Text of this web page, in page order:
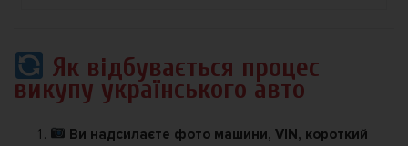
Як відбувається процес
викупу українського авто
Ви надсилаєте фото машини, VIN, короткий